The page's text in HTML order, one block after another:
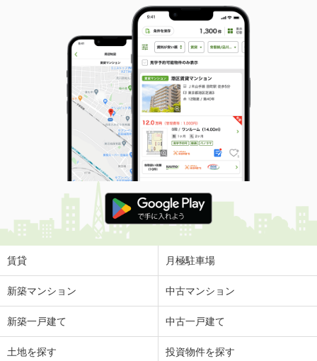
賃貸 月極駐車場
新築マンション 中古マンション
新築一戸建て 中古一戸建て
土地を探す 投資物件を探す